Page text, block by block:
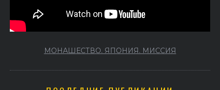
МОНАШЕСТВО. ЯПОНИЯ. МИССИЯ